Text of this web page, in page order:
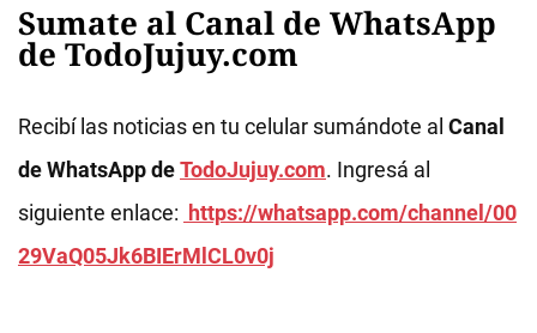
Sumate al Canal de WhatsApp
de TodoJujuy.com
Recibí las noticias en tu celular sumándote al Canal
de WhatsApp deTodoJujuy.com. Ingresá al
siguiente enlace: https://whatsapp.com/channel/00
29VaQ05Jk6BIErMlCL0v0j